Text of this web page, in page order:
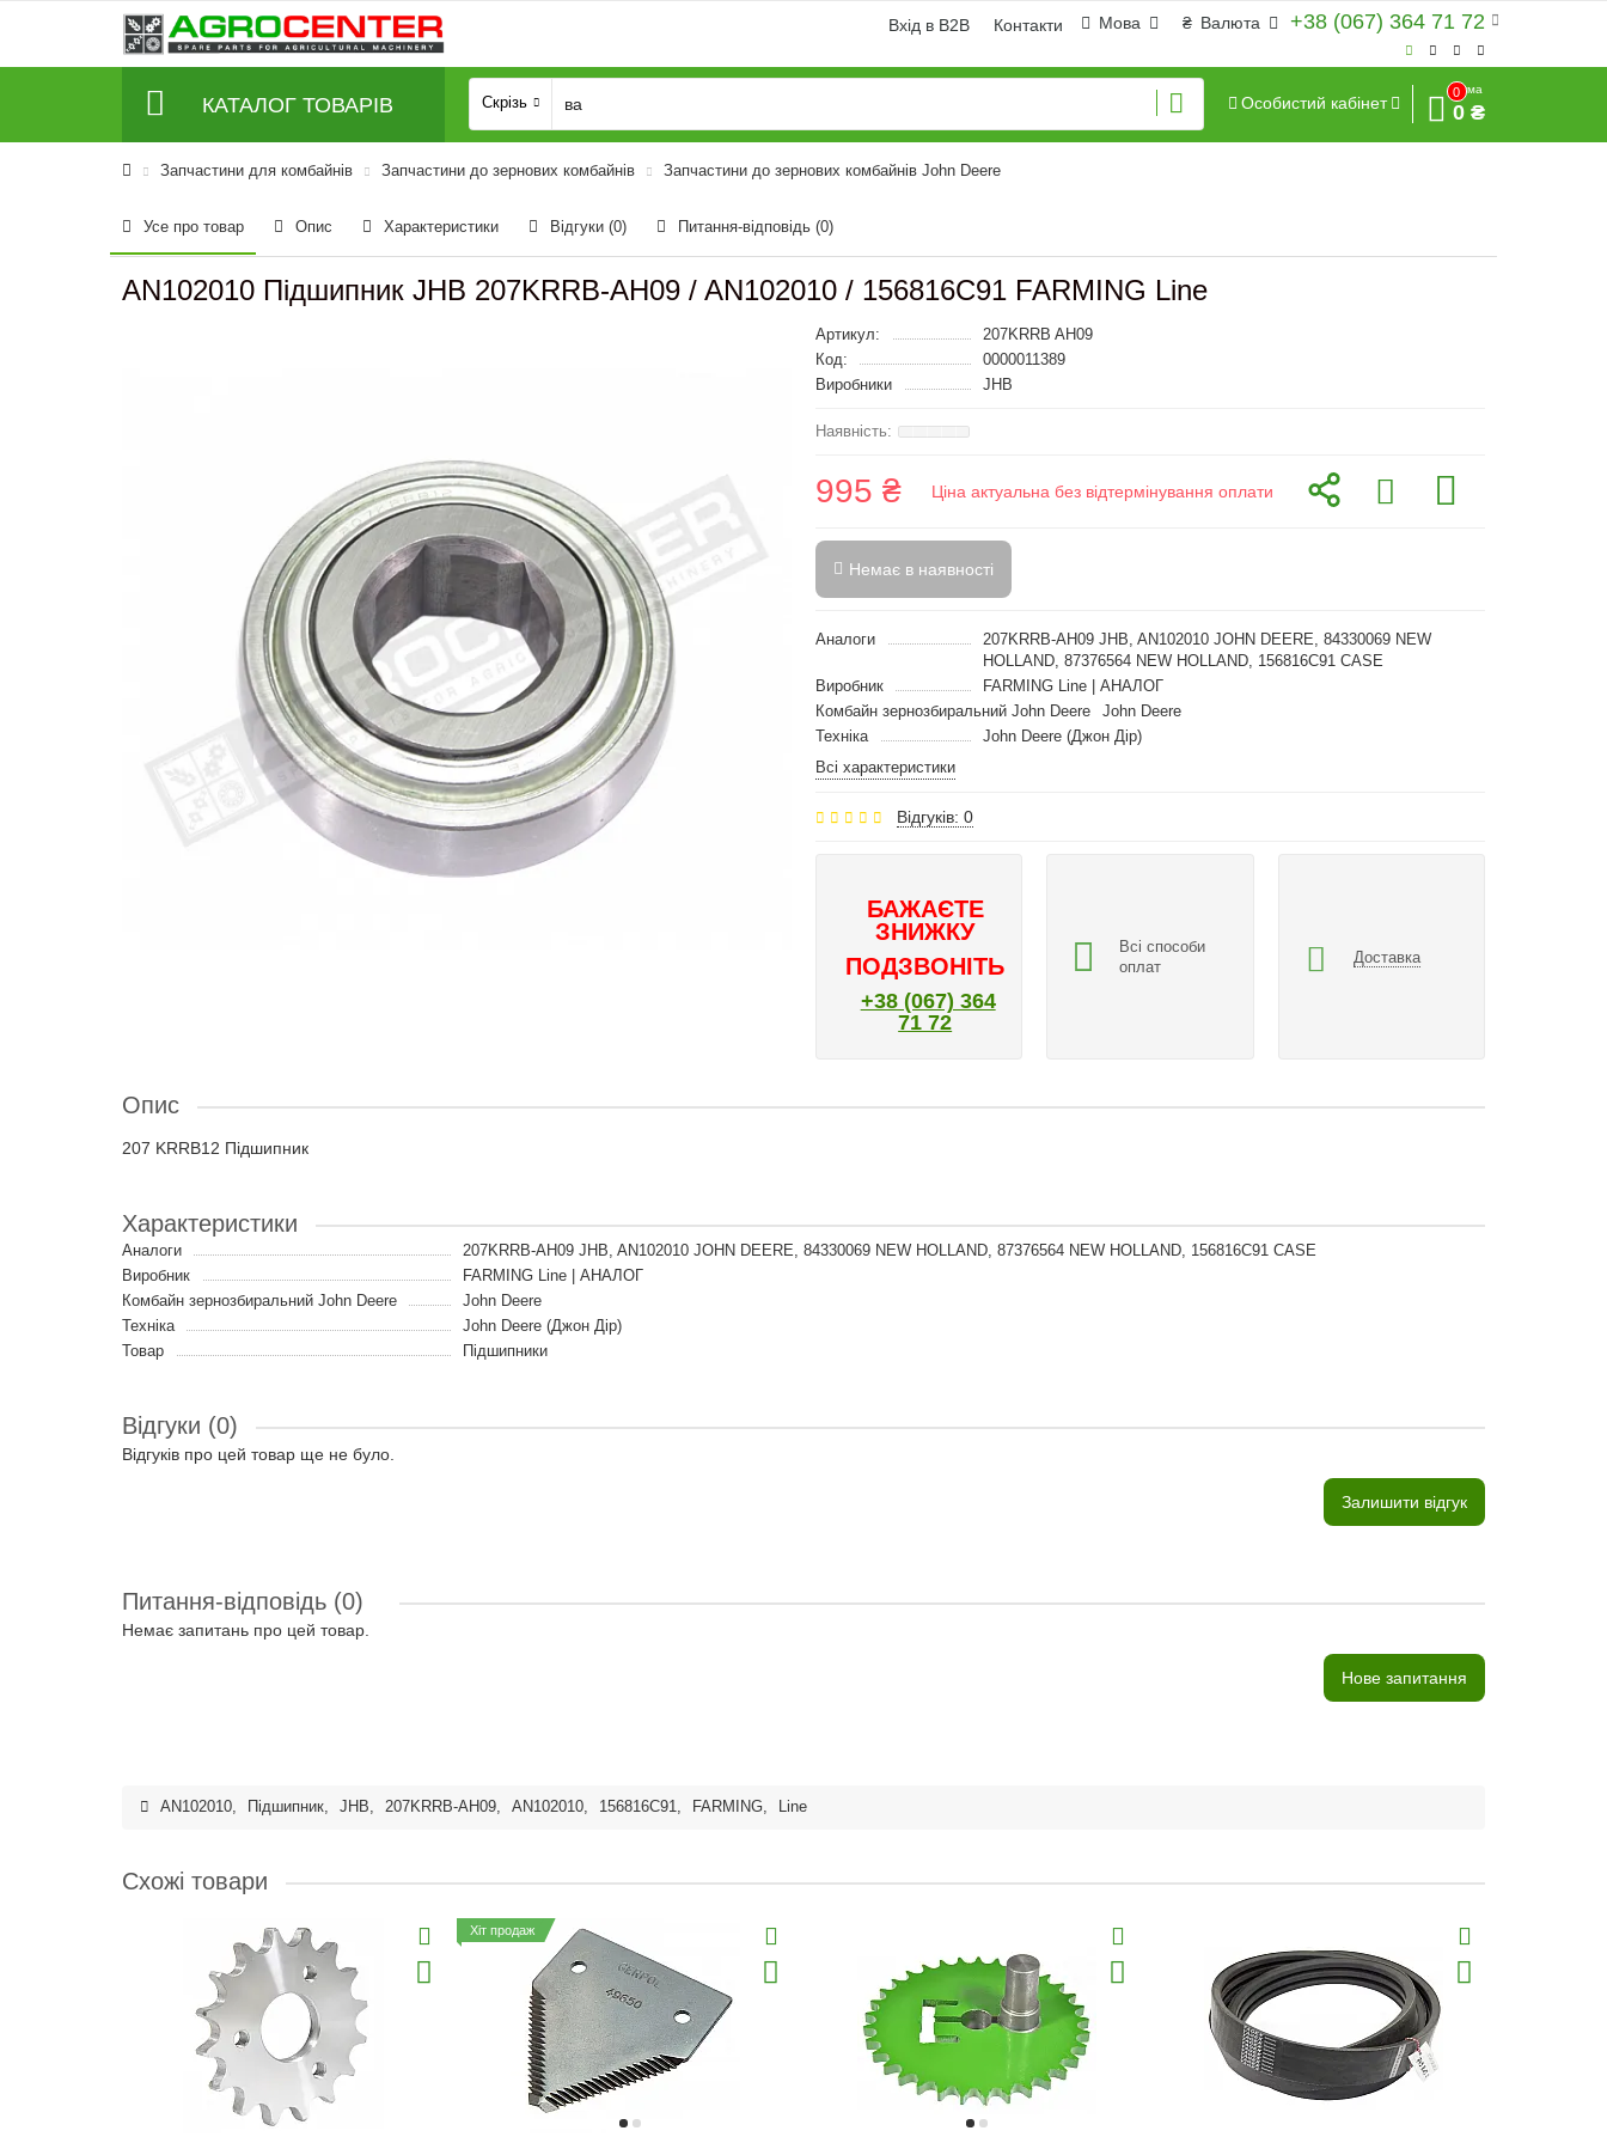
+38 (067) 364 71 72
₴ Валюта
Мова
Вхід в B2B Контакти
КАТАЛОГ ТОВАРІВ Скрізь Особистий кабінет
0
Сума
0 ₴
Запчастини для комбайнів Запчастини до зернових комбайнів Запчастини до зернових комбайнів John Deere
Усе про товар Опис Характеристики Відгуки (0) Питання-відповідь (0)
AN102010 Підшипник JHB 207KRRB-AH09 / AN102010 / 156816C91 FARMING Line
Артикул:
207KRRB AH09
Код:
0000011389
Виробники
JHB
995 ₴ Ціна актуальна без відтермінування оплати
Немає в наявності
Аналоги
207KRRB-AH09 JHB, AN102010 JOHN DEERE, 84330069 NEW
HOLLAND, 87376564 NEW HOLLAND, 156816C91 CASE
Виробник
FARMING Line | АНАЛОГ
Комбайн зернозбиральний John Deere
John Deere
Техніка
John Deere (Джон Дір)
Всі характеристики
Відгуків: 0
БАЖАЄТЕ
ЗНИЖКУ
ПОДЗВОНІТЬ
+38 (067) 364
71 72
Всі способи
оплат
Доставка
Опис
207 KRRB12 Підшипник
Характеристики
Аналоги
207KRRB-AH09 JHB, AN102010 JOHN DEERE, 84330069 NEW HOLLAND, 87376564 NEW HOLLAND, 156816C91 CASE
Виробник
FARMING Line | АНАЛОГ
Комбайн зернозбиральний John Deere
John Deere
Техніка
John Deere (Джон Дір)
Товар
Підшипники
Відгуки (0)
Відгуків про цей товар ще не було.
Залишити відгук
Питання-відповідь (0)
Немає запитань про цей товар.
Нове запитання
AN102010, Підшипник, JHB, 207KRRB-AH09, AN102010, 156816C91, FARMING, Line
Схожі товари
Хіт продаж